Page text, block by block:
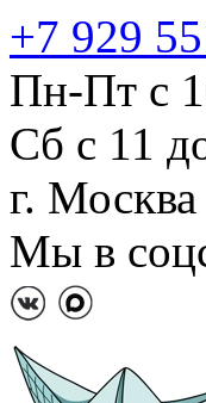
+7 929
Пн-Пт с
Сб с 11
г. Москва
Мы в